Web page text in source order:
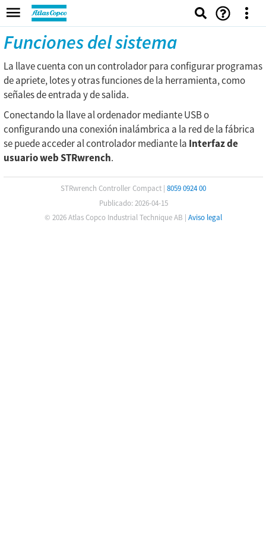
Funciones del sistema
La llave cuenta con un controlador para configurar programas
de apriete, lotes y otras funciones de la herramienta, como
señales de entrada y de salida.
Conectando la llave al ordenador mediante USB o
configurando una conexión inalámbrica a la red de la fábrica
se puede acceder al controlador mediante la Interfaz de
usuario web STRwrench.
STRwrench Controller Compact | 8059 0924 00
Publicado: 2026-04-15
© 2026 Atlas Copco Industrial Technique AB | Aviso legal